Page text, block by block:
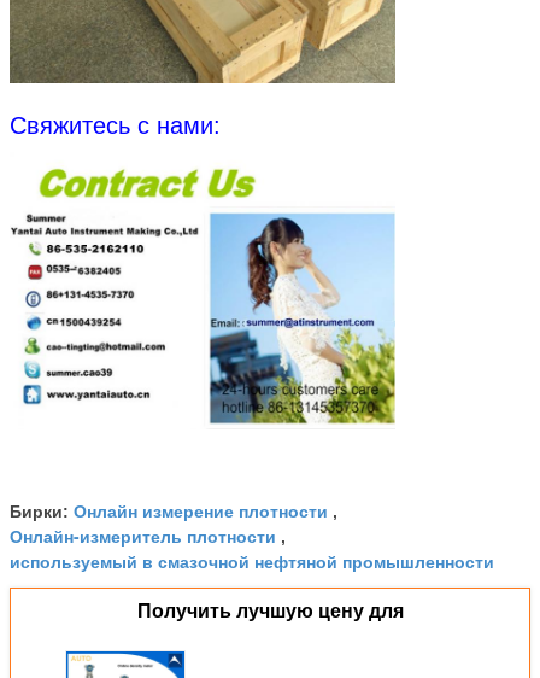
Свяжитесь с нами:
Бирки: Онлайн измерение плотности ,
Онлайн-измеритель плотности ,
используемый в смазочной нефтяной промышленности
Получить лучшую цену для